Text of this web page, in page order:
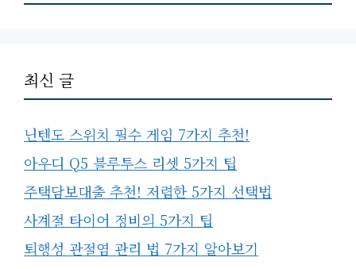
최신 글
닌텐도 스위치 필수 게임 7가지 추천!
아우디 Q5 블루투스 리셋 5가지 팁
주택담보대출 추천! 저렴한 5가지 선택법
사계절 타이어 정비의 5가지 팁
퇴행성 관절염 관리 법 7가지 알아보기